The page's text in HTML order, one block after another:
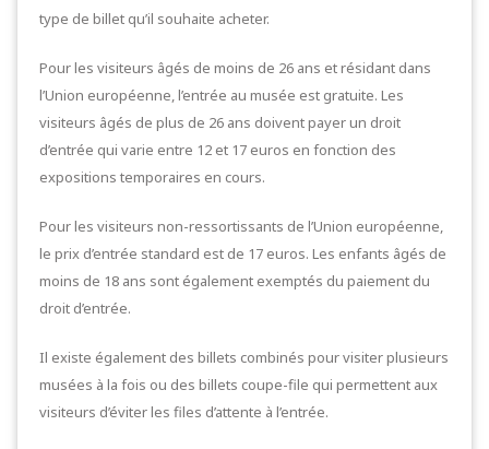
type de billet qu’il souhaite acheter.
Pour les visiteurs âgés de moins de 26 ans et résidant dans
l’Union européenne, l’entrée au musée est gratuite. Les
visiteurs âgés de plus de 26 ans doivent payer un droit
d’entrée qui varie entre 12 et 17 euros en fonction des
expositions temporaires en cours.
Pour les visiteurs non-ressortissants de l’Union européenne,
le prix d’entrée standard est de 17 euros. Les enfants âgés de
moins de 18 ans sont également exemptés du paiement du
droit d’entrée.
Il existe également des billets combinés pour visiter plusieurs
musées à la fois ou des billets coupe-file qui permettent aux
visiteurs d’éviter les files d’attente à l’entrée.